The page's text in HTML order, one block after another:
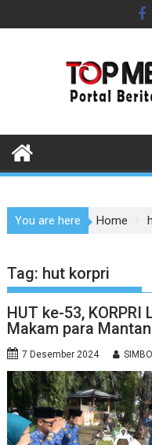
to
You are here Home
Tag: hut korpri
HUT ke-53,
Makam para
7 Desember 2024